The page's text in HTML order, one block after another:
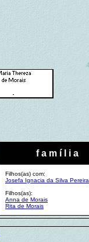
f a m í l i a
Filhos(as) com:
Josefa Ignacia da Silva Pereira
Filhos(as):
Anna de Morais
Rita de Morais